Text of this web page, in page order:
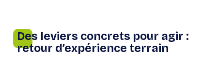
Des leviers concrets pour agir :
retour d’expérience terrain